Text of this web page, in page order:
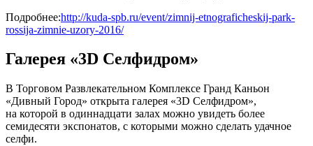
Подробнее:http://kuda-spb.ru/event/zimnij-etnograficheskij-park-
rossija-zimnie-uzory-2016/
Галерея «3D Селфидром»
В Торговом Развлекательном Комплексе Гранд Каньон
«Дивный Город» открыта галерея «3D Селфидром»,
на которой в одиннадцати залах можно увидеть более
семидесяти экспонатов, с которыми можно сделать удачное
селфи.